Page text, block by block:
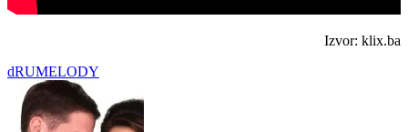
Izvor: klix.ba
dRUMELODY